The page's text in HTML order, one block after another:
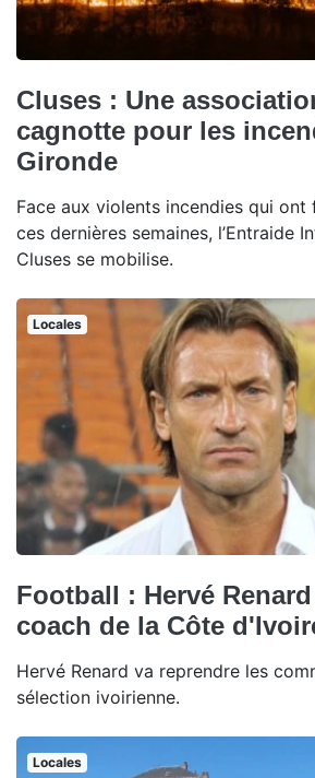
Cluses : Une
cagnotte pour les
Gironde
Face aux violents incendies qui
ces dernières semaines, l’Entraide
Cluses se mobilise.
Locales
Football : Hervé
coach de la Côte
Hervé Renard va reprendre les
sélection ivoirienne.
Locales